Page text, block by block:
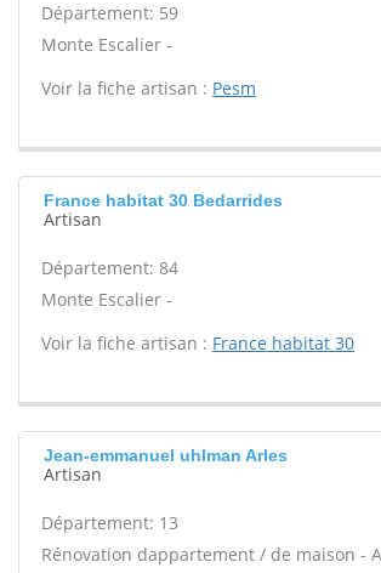
Département: 59
Monte Escalier -
Voir la fiche artisan : Pesm
France habitat 30 Bedarrides
Artisan
Département: 84
Monte Escalier -
Voir la fiche artisan : France habitat 30
Jean-emmanuel uhlman Arles
Artisan
Département: 13
Rénovation dappartement / de maison -